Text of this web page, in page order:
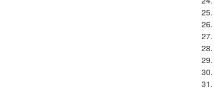
25.
26.
27.
28.
29.
30.
31.